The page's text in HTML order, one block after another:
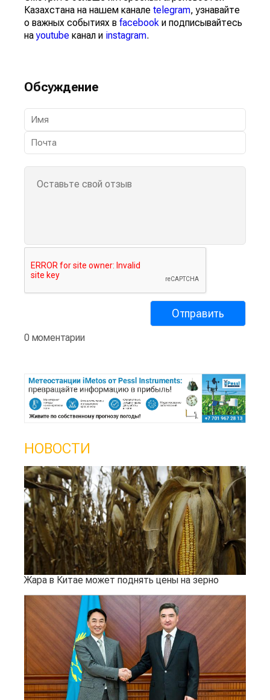
Казахстана на нашем канале telegram, узнавайте
о важных событиях в facebook и подписывайтесь
наyoutube канал и instagram.
Обсуждение
0 моментарии
НОВОСТИ
Жара в Китае может поднять цены на зерно